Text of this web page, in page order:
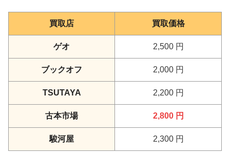
買取店 買取価格
ゲオ 2,500 円
ブックオフ 2,000 円
TSUTAYA 2,200 円
古本市場 2,800 円
駿河屋 2,300 円